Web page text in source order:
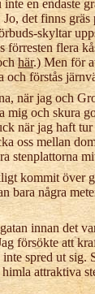
en endaste
det finns
skyltar
förresten flera
här.) Men för
förstås
när jag och
mig och skura
när jag haft
oss mellan
stenplattorna
kommit över
bara några
innan det
försökte att
spred ut sig.
attraktiva